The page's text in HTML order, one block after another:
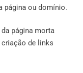
página ou domínio.
página morta
de links